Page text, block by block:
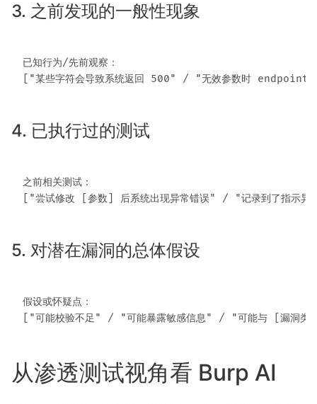
3. 之前发现的一般性现象
已知行为/先前观察：
4. 已执行过的测试
之前相关测试：
5. 对潜在漏洞的总体假设
假设或怀疑点：
从渗透测试视角看 Burp AI